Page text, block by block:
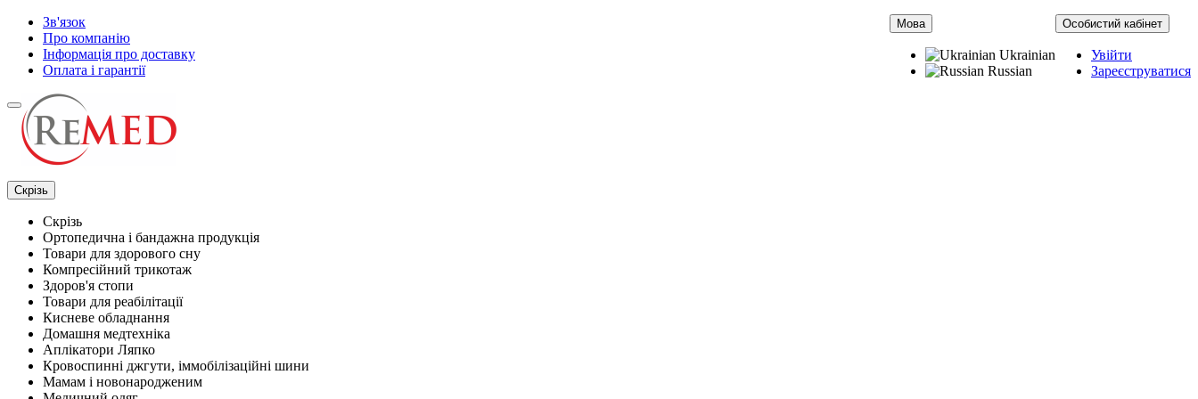
Особистий кабінет
Увійти
Зареєструватися
Мова
Ukrainian
Russian
Зв'язок
Про компанію
Інформація про доставку
Оплата і гарантії
Скрізь
Скрізь
Ортопедична і бандажна продукція
Товари для здорового сну
Компресійний трикотаж
Здоров'я стопи
Товари для реабілітації
Кисневе обладнання
Домашня медтехніка
Аплікатори Ляпко
Кровоспинні джгути, іммобілізаційні шини
Мамам і новонародженим